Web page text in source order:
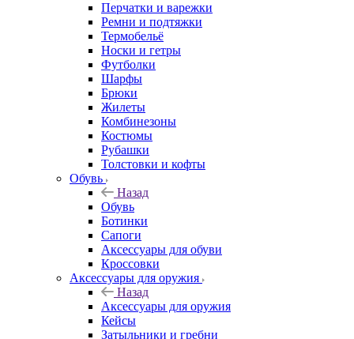
Перчатки и варежки
Ремни и подтяжки
Термобельё
Носки и гетры
Футболки
Шарфы
Брюки
Жилеты
Комбинезоны
Костюмы
Рубашки
Толстовки и кофты
Обувь
Назад
Обувь
Ботинки
Сапоги
Аксессуары для обуви
Кроссовки
Аксессуары для оружия
Назад
Аксессуары для оружия
Кейсы
Затыльники и гребни